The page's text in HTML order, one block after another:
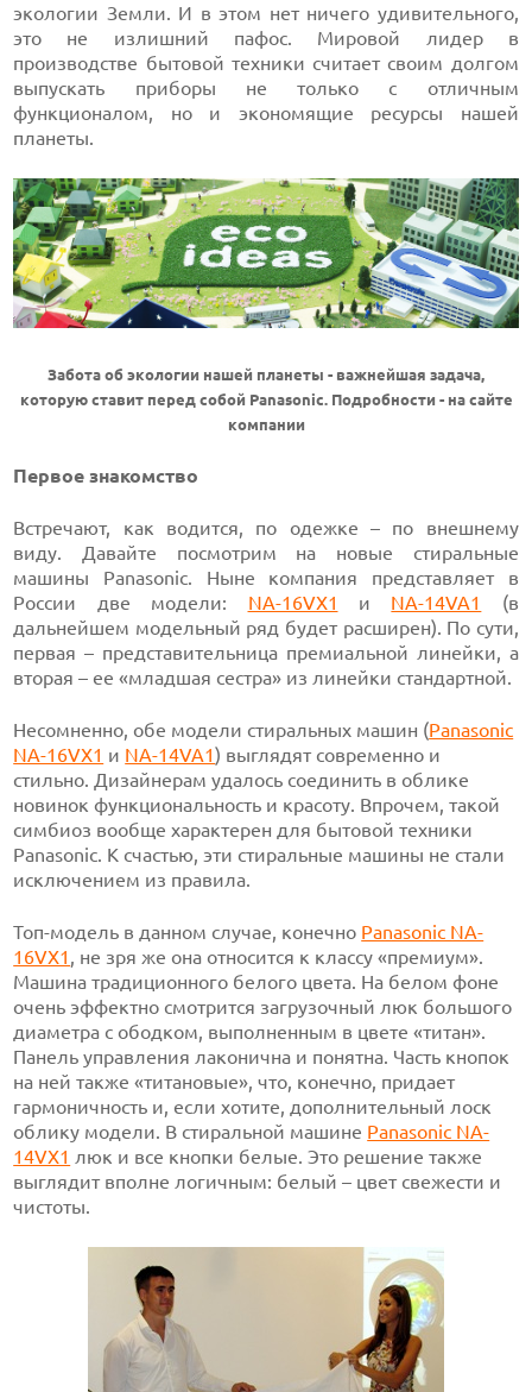
экологии Земли. И в этом нет ничего удивительного,
это не излишний пафос. Мировой лидер в
производстве бытовой техники считает своим долгом
выпускать приборы не только с отличным
функционалом, но и экономящие ресурсы нашей
планеты.
Забота об экологии нашей планеты - важнейшая задача,
которую ставит перед собой Panasonic. Подробности - на сайте
компании
Первое знакомство
Встречают, как водится, по одежке – по внешнему
виду. Давайте посмотрим на новые стиральные
машины Panasonic. Ныне компания представляет в
России две модели: NA-16VX1 и NA-14VA1
(в
дальнейшем модельный ряд будет расширен). По сути,
первая – представительница премиальной линейки, а
вторая – ее «младшая сестра» из линейки стандартной.
Несомненно, обе модели стиральных машин (Panasonic
NA-16VX1 и NA-14VA1) выглядят современно и
стильно. Дизайнерам удалось соединить в облике
новинок функциональность и красоту. Впрочем, такой
симбиоз вообще характерен для бытовой техники
Panasonic. К счастью, эти стиральные машины не стали
исключением из правила.
Топ-модель в данном случае, конечно Panasonic NA-
16VX1 , не зря же она относится к классу «премиум».
Машина традиционного белого цвета. На белом фоне
очень эффектно смотрится загрузочный люк большого
диаметра с ободком, выполненным в цвете «титан».
Панель управления лаконична и понятна. Часть кнопок
на ней также «титановые», что, конечно, придает
гармоничность и, если хотите, дополнительный лоск
облику модели. В стиральной машине Panasonic NA-
14VX1 люк и все кнопки белые. Это решение также
выглядит вполне логичным: белый – цвет свежести и
чистоты.